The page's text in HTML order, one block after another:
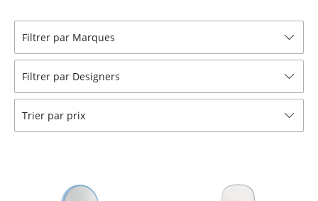
Chaises et Tabourets de bar
Bancs & Chaises longues
Poufs poires
Chaises enfants
Filtrer par Marques
Filtrer par Designers
Trier par prix